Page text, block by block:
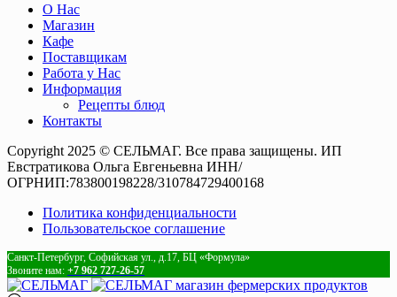
О Нас
Магазин
Кафе
Поставщикам
Работа у Нас
Информация
Рецепты блюд
Контакты
Copyright 2025 © СЕЛЬМАГ. Все права защищены. ИП
Евстратикова Ольга Евгеньевна ИНН/
ОГРНИП:783800198228/310784729400168
Политика конфиденциальности
Пользовательское соглашение
Санкт-Петербург, Софийская ул., д.17, БЦ «Формула»
Звоните нам: +7 962 727-26-57
магазин фермерских продуктов